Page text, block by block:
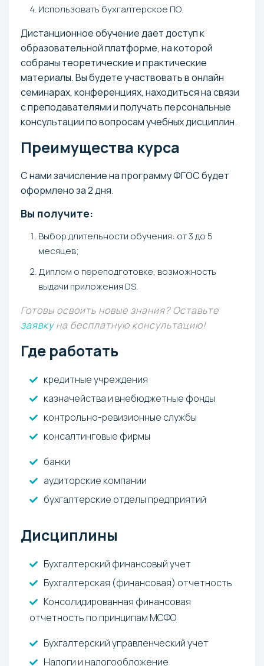
Использовать бухгалтерское ПО.
Дистанционное обучение дает доступ к
образовательной платформе, на которой
собраны теоретические и практические
материалы. Вы будете участвовать в онлайн
семинарах, конференциях, находиться на связи
с преподавателями и получать персональные
консультации по вопросам учебных дисциплин.
Преимущества курса
С нами зачисление на программу ФГОС будет
оформлено за 2 дня.
Вы получите:
Выбор длительности обучения: от 3 до 5
месяцев;
Диплом о переподготовке, возможность
выдачи приложения DS.
Готовы освоить новые знания? Оставьте
заявкуна бесплатную консультацию!
Где работать
кредитные учреждения
казначейства и внебюджетные фонды
контрольно-ревизионные службы
консалтинговые фирмы
банки
аудиторские компании
бухгалтерские отделы предприятий
Дисциплины
Бухгалтерский финансовый учет
Бухгалтерская (финансовая) отчетность
Консолидированная финансовая
отчетность по принципам МСФО
Бухгалтерский управленческий учет
Налоги и налогообложение